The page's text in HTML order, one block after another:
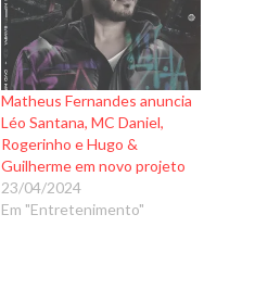
Matheus Fernandes anuncia
Léo Santana, MC Daniel,
Rogerinho e Hugo &
Guilherme em novo projeto
23/04/2024
Em "Entretenimento"